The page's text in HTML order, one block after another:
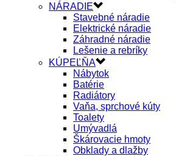
NÁRADIE
Stavebné náradie
Elektrické náradie
Záhradné náradie
Lešenie a rebríky
KÚPEĽŇA
Nábytok
Batérie
Radiátory
Vaňa, sprchové kúty
Toalety
Umývadlá
Škárovacie hmoty
Obklady a dlažby